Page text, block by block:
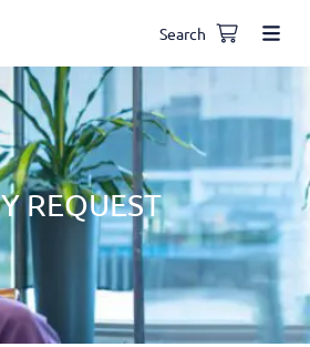
Search
REQUEST